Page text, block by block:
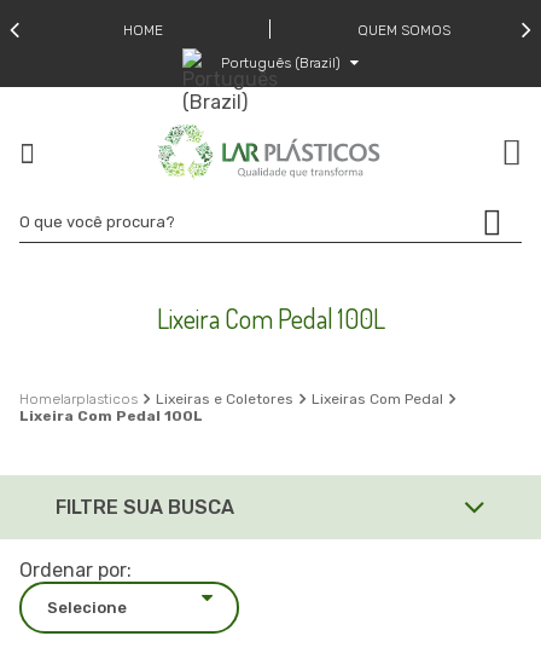
HOME
QUEM SOMOS
Português (Brazil)
Lixeira Com Pedal 100L
larplasticos Lixeiras e Coletores
Lixeiras Com Pedal
Lixeira Com Pedal 100L
FILTRE SUA BUSCA
Ordenar por: